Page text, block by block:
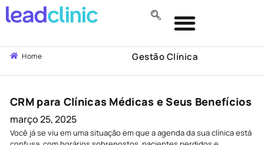
Home Gestão Clínica
CRM para Clínicas Médicas e Seus Benefícios
março 25, 2025
Você já se viu em uma situação em que a agenda da sua clínica está